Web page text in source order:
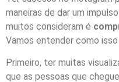
maneiras de dar um
muitos consideram é
Vamos entender como
Primeiro, ter muitas
que as pessoas que